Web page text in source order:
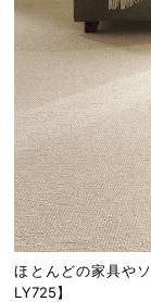
ほとんどの家具や
LY725】